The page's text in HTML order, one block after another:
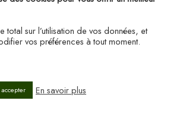
type= »1_2″
_module_preset= »default »
»on|phone »
»
total sur l’utilisation de vos données, et
vos préférences à tout moment.
accepter En savoir plus